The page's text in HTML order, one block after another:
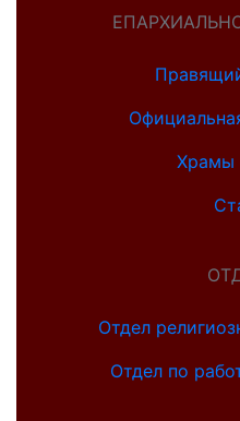
Храмы
Отдел
Отдел по